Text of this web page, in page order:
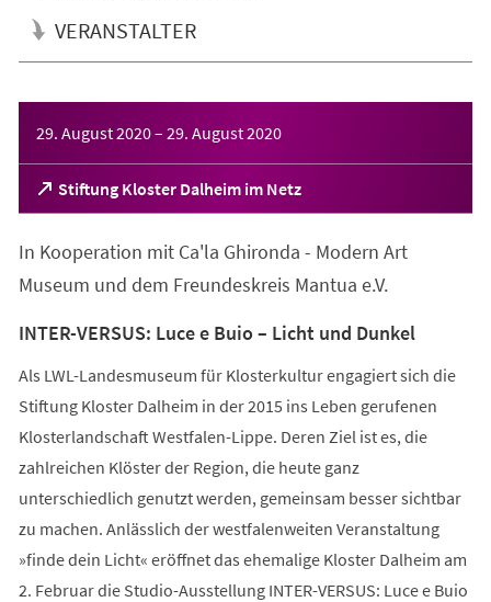
VERANSTALTER
29. August 2020– 29. August 2020
Stiftung Kloster Dalheim im Netz
(Öffnet
in
neuen
In Kooperation mit Ca'la Ghironda - Modern Art
Museum und dem Freundeskreis Mantua e.V.
INTER-VERSUS: Luce e Buio – Licht und Dunkel
Als LWL-Landesmuseum für Klosterkultur engagiert sich die
Stiftung Kloster Dalheim in der 2015 ins Leben gerufenen
Klosterlandschaft Westfalen-Lippe. Deren Ziel ist es, die
zahlreichen Klöster der Region, die heute ganz
unterschiedlich genutzt werden, gemeinsam besser sichtbar
zu machen. Anlässlich der westfalenweiten Veranstaltung
»finde dein Licht« eröffnet das ehemalige Kloster Dalheim am
2. Februar die Studio-Ausstellung INTER-VERSUS: Luce e Buio